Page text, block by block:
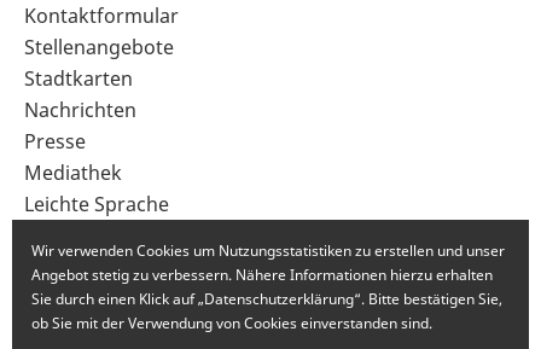
Sekundärnavigation
im
Fußbereich
Kontaktformular
Stellenangebote
Stadtkarten
Nachrichten
Presse
Mediathek
Leichte Sprache
Wir verwenden Cookies um Nutzungsstatistiken zu erstellen und unser
Angebot stetig zu verbessern. Nähere Informationen hierzu erhalten
Sie durch einen Klick auf „Datenschutzerklärung“. Bitte bestätigen Sie,
ob Sie mit der Verwendung von Cookies einverstanden sind.